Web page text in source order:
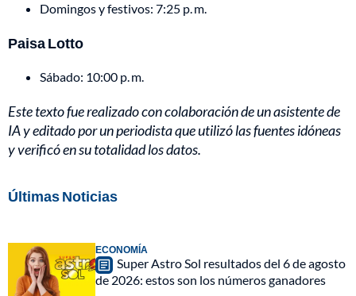
Domingos y festivos: 7:25 p. m.
Paisa Lotto
Sábado: 10:00 p. m.
Este texto fue realizado con colaboración de un asistente de
IA y editado por un periodista que utilizó las fuentes idóneas
y verificó en su totalidad los datos.
Últimas Noticias
ECONOMÍA
Super Astro Sol resultados del 6 de agosto
de 2026: estos son los números ganadores